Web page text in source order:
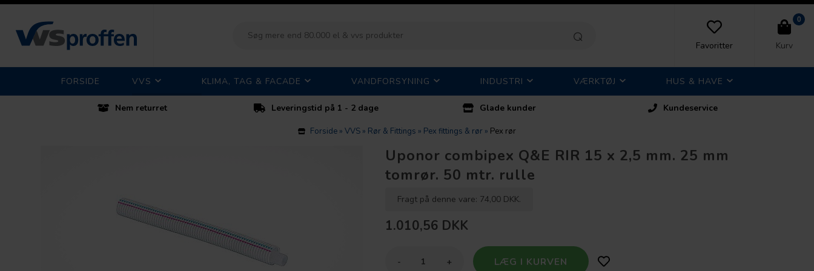
Favoritter
0
Kurv
FORSIDE VVS KLIMA, TAG & FACADE VANDFORSYNING INDUSTRI VÆRKTØJ HUS & HAVE
Nem returret Leveringstid på 1 - 2 dage Glade kunder Kundeservice
Forside» VVS» Rør & Fittings » Pex fittings & rør» Pex rør
Uponor combipex Q&E RIR 15 x 2,5 mm. 25 mm
tomrør. 50 mtr. rulle
Fragt på denne vare: 74,00 DKK.
1.010,56 DKK
- +